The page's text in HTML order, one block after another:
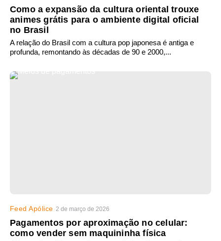
Como a expansão da cultura oriental trouxe
animes grátis para o ambiente digital oficial
no Brasil
A relação do Brasil com a cultura pop japonesa é antiga e
profunda, remontando às décadas de 90 e 2000,...
Feed Apólice 2 de março de 2026
Pagamentos por aproximação no celular:
como vender sem maquininha física